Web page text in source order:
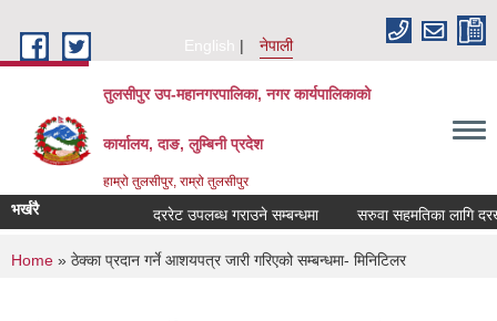
English
नेपाली
तुलसीपुर उप-महानगरपालिका, नगर कार्यपालिकाको
कार्यालय, दाङ, लुम्बिनी प्रदेश
हाम्रो तुलसीपुर, राम्रो तुलसीपुर
भर्खरै दररेट उपलब्ध गराउने सम्बन्धमा सरुवा सहमतिका लागि
You are here
Home » ठेक्का प्रदान गर्ने आशयपत्र जारी गरिएको सम्बन्धमा- मिनिटिलर